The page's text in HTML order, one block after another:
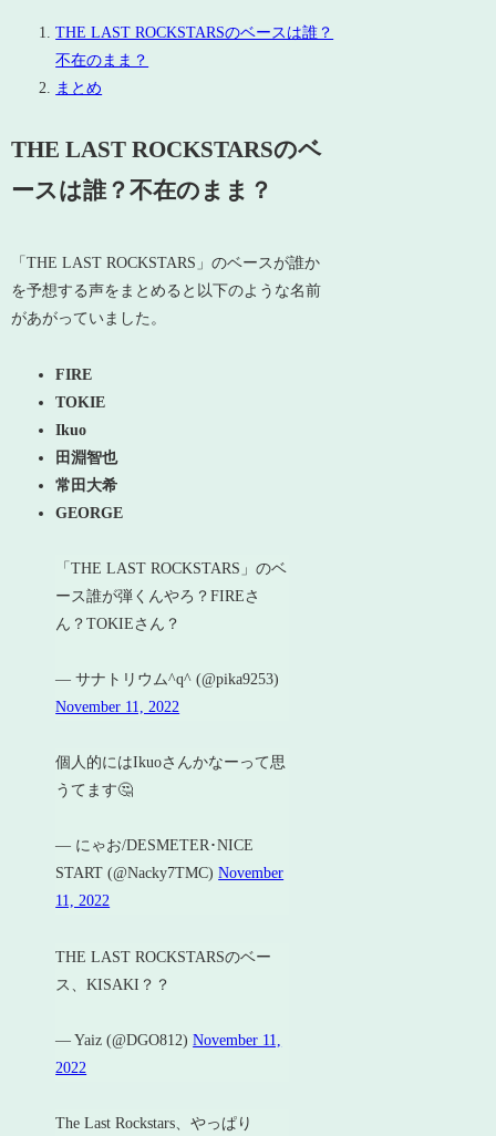
THE LAST ROCKSTARSのベースは誰？
不在のまま？
まとめ
THE LAST ROCKSTARSのベ
ースは誰？不在のまま？
「THE LAST ROCKSTARS」のベースが誰か
を予想する声をまとめると以下のような名前
があがっていました。
FIRE
TOKIE
Ikuo
田淵智也
常田大希
GEORGE
「THE LAST ROCKSTARS」のベ
ース誰が弾くんやろ？FIREさ
ん？TOKIEさん？
— サナトリウム^q^ (@pika9253)
November 11, 2022
個人的にはIkuoさんかなーって思
うてます🤔
— にゃお/DESMETER･NICE
START (@Nacky7TMC)November
11, 2022
THE LAST ROCKSTARSのベー
ス、KISAKI？？
— Yaiz (@DGO812)November 11,
2022
The Last Rockstars、やっぱり